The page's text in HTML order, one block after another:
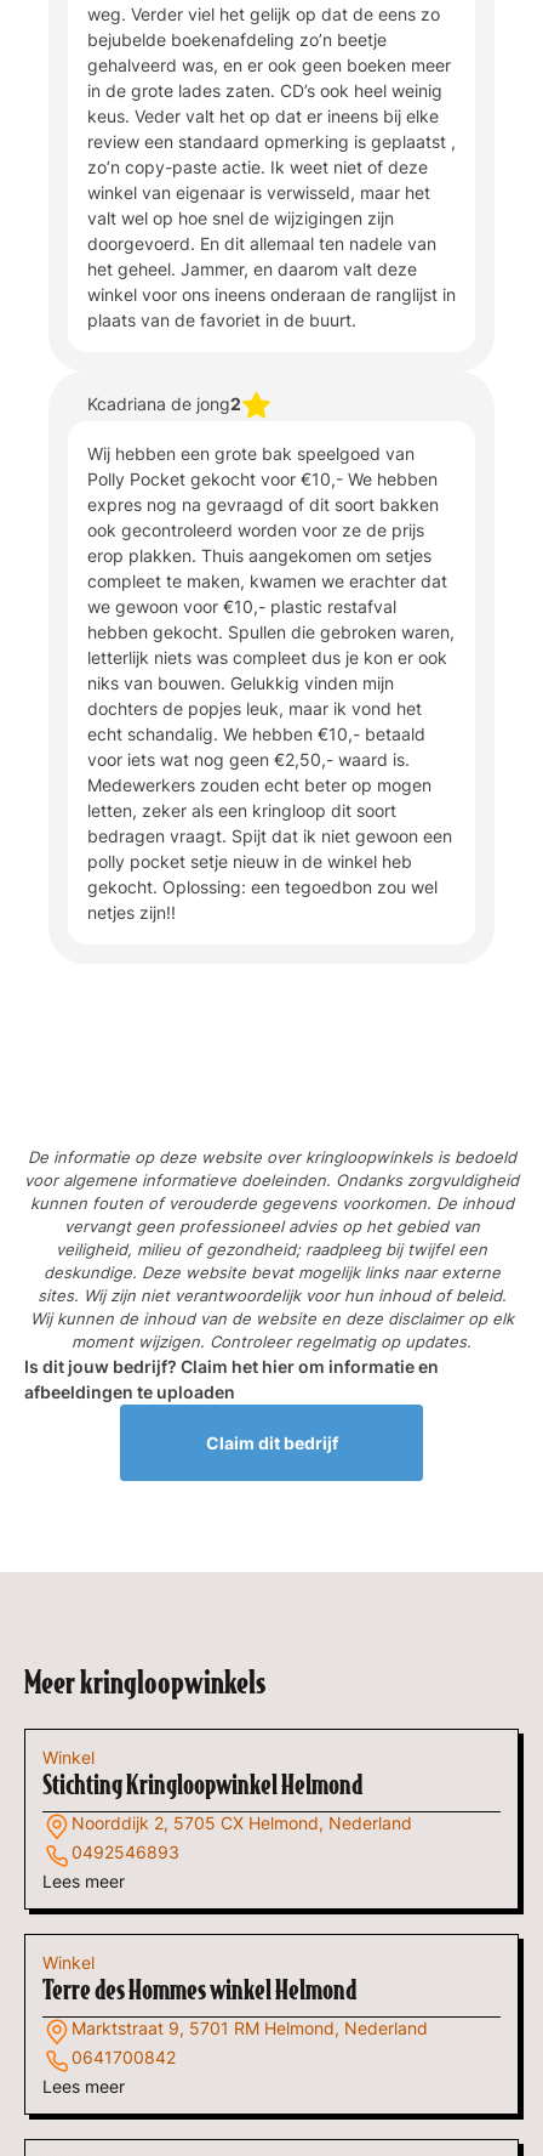
weg. Verder viel het gelijk op dat de eens zo
bejubelde boekenafdeling zo’n beetje
gehalveerd was, en er ook geen boeken meer
in de grote lades zaten. CD’s ook heel weinig
keus. Veder valt het op dat er ineens bij elke
review een standaard opmerking is geplaatst ,
zo’n copy-paste actie. Ik weet niet of deze
winkel van eigenaar is verwisseld, maar het
valt wel op hoe snel de wijzigingen zijn
doorgevoerd. En dit allemaal ten nadele van
het geheel. Jammer, en daarom valt deze
winkel voor ons ineens onderaan de ranglijst in
plaats van de favoriet in de buurt.
Kcadriana de jong2
Wij hebben een grote bak speelgoed van
Polly Pocket gekocht voor €10,- We hebben
expres nog na gevraagd of dit soort bakken
ook gecontroleerd worden voor ze de prijs
erop plakken. Thuis aangekomen om setjes
compleet te maken, kwamen we erachter dat
we gewoon voor €10,- plastic restafval
hebben gekocht. Spullen die gebroken waren,
letterlijk niets was compleet dus je kon er ook
niks van bouwen. Gelukkig vinden mijn
dochters de popjes leuk, maar ik vond het
echt schandalig. We hebben €10,- betaald
voor iets wat nog geen €2,50,- waard is.
Medewerkers zouden echt beter op mogen
letten, zeker als een kringloop dit soort
bedragen vraagt. Spijt dat ik niet gewoon een
polly pocket setje nieuw in de winkel heb
gekocht. Oplossing: een tegoedbon zou wel
netjes zijn!!
De informatie op deze website over kringloopwinkels is bedoeld
voor algemene informatieve doeleinden. Ondanks zorgvuldigheid
kunnen fouten of verouderde gegevens voorkomen. De inhoud
vervangt geen professioneel advies op het gebied van
veiligheid, milieu of gezondheid; raadpleeg bij twijfel een
deskundige. Deze website bevat mogelijk links naar externe
sites. Wij zijn niet verantwoordelijk voor hun inhoud of beleid.
Wij kunnen de inhoud van de website en deze disclaimer op elk
moment wijzigen. Controleer regelmatig op updates.
Is dit jouw bedrijf? Claim het hier om informatie en
afbeeldingen te uploaden
Claim dit bedrijf
Meer kringloopwinkels
Winkel
Stichting Kringloopwinkel Helmond
Noorddijk 2, 5705 CX Helmond, Nederland
0492546893
Lees meer
Winkel
Terre des Hommes winkel Helmond
Marktstraat 9, 5701 RM Helmond, Nederland
0641700842
Lees meer